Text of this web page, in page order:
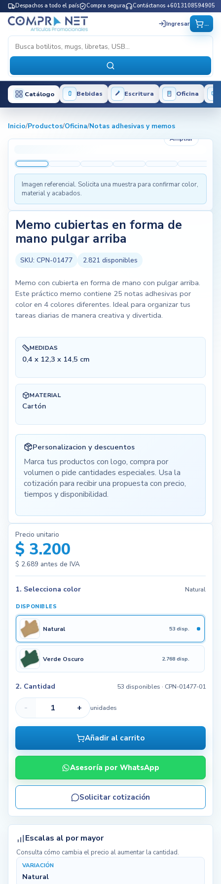
Despachos a todo el país Compra segura Contáctanos +6013108594905
Ingresar ...
Catálogo Bebidas Escritura Oficina
Inicio/Productos/Oficina/Notas adhesivas y memos
Ampliar
Imagen referencial. Solicita una muestra para confirmar color,
material y acabados.
Memo cubiertas en forma de
mano pulgar arriba
SKU: CPN-01477 2.821 disponibles
Memo con cubierta en forma de mano con pulgar arriba.
Este práctico memo contiene 25 notas adhesivas por
color en 4 colores diferentes. Ideal para organizar tus
tareas diarias de manera creativa y divertida.
MEDIDAS
0,4 x 12,3 x 14,5 cm
MATERIAL
Cartón
Personalizacion y descuentos
Marca tus productos con logo, compra por
volumen o pide cantidades especiales. Usa la
cotización para recibir una propuesta con precio,
tiempos y disponibilidad.
Precio unitario
$ 3.200
$ 2.689 antes de IVA
1. Selecciona color Natural
DISPONIBLES
Natural 53 disp.
Verde Oscuro 2.768 disp.
2. Cantidad 53 disponibles · CPN-01477-01
- + unidades
Añadir al carrito
Asesoría por WhatsApp
Solicitar cotización
Escalas al por mayor
Consulta cómo cambia el precio al aumentar la cantidad.
VARIACIÓN
Natural